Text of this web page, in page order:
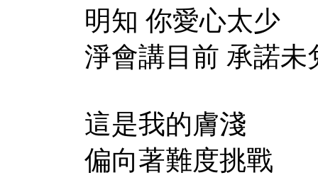
明知 你愛心太少
淨會講目前 承諾未
這是我的膚淺
偏向著難度挑戰